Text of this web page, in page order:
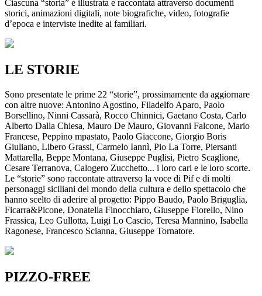
Ciascuna “storia” è illustrata e raccontata attraverso documenti
storici, animazioni digitali, note biografiche, video, fotografie
d’epoca e interviste inedite ai familiari.
LE STORIE
Sono presentate le prime 22 “storie”, prossimamente da aggiornare
con altre nuove: Antonino Agostino, Filadelfo Aparo, Paolo
Borsellino, Ninni Cassarà, Rocco Chinnici, Gaetano Costa, Carlo
Alberto Dalla Chiesa, Mauro De Mauro, Giovanni Falcone, Mario
Francese, Peppino mpastato, Paolo Giaccone, Giorgio Boris
Giuliano, Libero Grassi, Carmelo Iannì, Pio La Torre, Piersanti
Mattarella, Beppe Montana, Giuseppe Puglisi, Pietro Scaglione,
Cesare Terranova, Calogero Zucchetto... i loro cari e le loro scorte.
Le “storie” sono raccontate attraverso la voce di Pif e di molti
personaggi siciliani del mondo della cultura e dello spettacolo che
hanno scelto di aderire al progetto: Pippo Baudo, Paolo Briguglia,
Ficarra&Picone, Donatella Finocchiaro, Giuseppe Fiorello, Nino
Frassica, Leo Gullotta, Luigi Lo Cascio, Teresa Mannino, Isabella
Ragonese, Francesco Scianna, Giuseppe Tornatore.
PIZZO-FREE